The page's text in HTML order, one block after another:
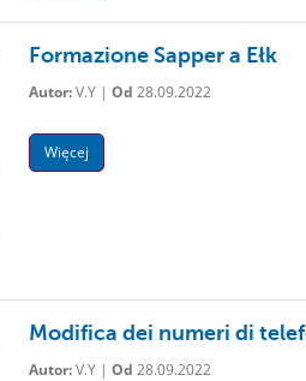
Formazione Sapper a Ełk
Autor:V.Y | Od 28.09.2022
Więcej
Modifica dei numeri di
Autor:V.Y | Od 28.09.2022